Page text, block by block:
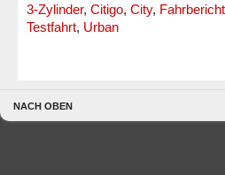
3-Zylinder, Citigo, City, Fahrbericht
Testfahrt, Urban
NACH OBEN